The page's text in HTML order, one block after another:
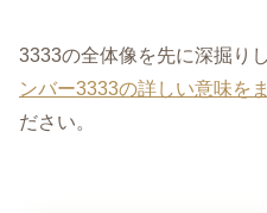
3333の全体像を先に深掘り
ンバー3333の詳しい意味を
ださい。